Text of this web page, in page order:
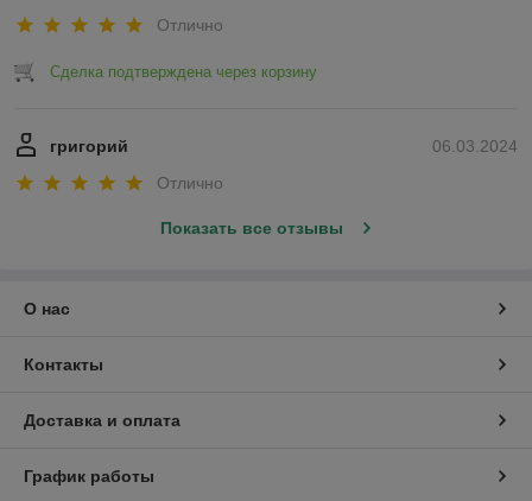
Отлично
Сделка подтверждена через корзину
06.03.2024
григорий
Отлично
Показать все отзывы
О нас
Контакты
Доставка и оплата
График работы